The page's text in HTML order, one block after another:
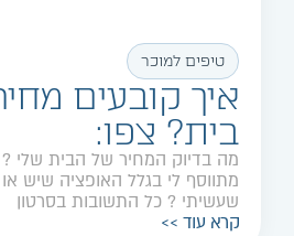
טיפים למוכר
איך קובעים
בית? צפו:
מה בדיוק המחיר של הבית שלי
מתווסף לי בגלל האופציה שיש
שעשיתי ? כל התשובות בסרטון
קרא עוד >>